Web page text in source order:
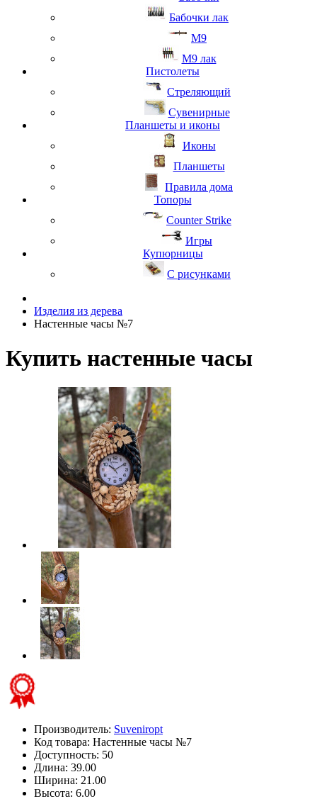
Бабочки лак
М9
M9 лак
Пистолеты
Стреляющий
Сувенирные
Планшеты и иконы
Иконы
Планшеты
Правила дома
Топоры
Counter Strike
Игры
Купюрницы
С рисунками
Изделия из дерева
Настенные часы №7
Купить настенные часы
Производитель: Suveniropt
Код товара: Настенные часы №7
Доступность: 50
Длина: 39.00
Ширина: 21.00
Высота: 6.00